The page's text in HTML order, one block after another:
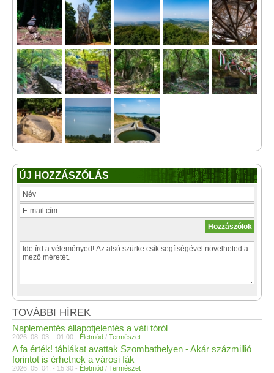
ÚJ HOZZÁSZÓLÁS
TOVÁBBI HÍREK
Naplementés állapotjelentés a váti tóról
2026. 08. 03. - 01:00 - Életmód / Természet
A fa érték! táblákat avattak Szombathelyen - Akár százmillió
forintot is érhetnek a városi fák
2026. 05. 04. - 15:30 - Életmód / Természet